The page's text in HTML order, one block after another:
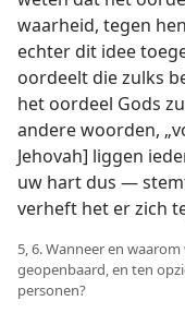
waarheid, tegen
echter dit idee
oordeelt die zulks
het oordeel Gods
andere woorden,
Jehovah] liggen
uw hart dus —
verheft het er zich
5, 6. Wanneer en
geopenbaard, en ten
personen?